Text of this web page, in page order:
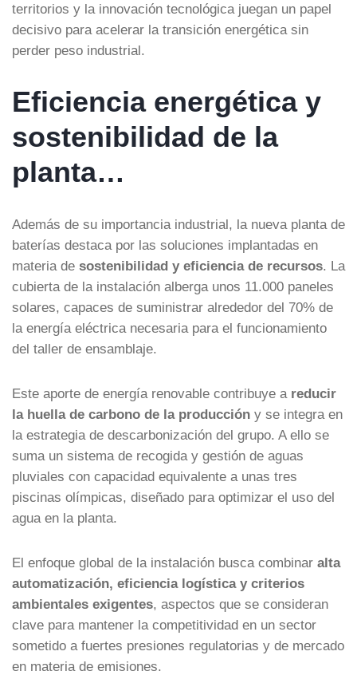
territorios y la innovación tecnológica juegan un papel
decisivo para acelerar la transición energética sin
perder peso industrial.
Eficiencia energética y
sostenibilidad de la
planta…
Además de su importancia industrial, la nueva planta de
baterías destaca por las soluciones implantadas en
materia de sostenibilidad y eficiencia de recursos. La
cubierta de la instalación alberga unos 11.000 paneles
solares, capaces de suministrar alrededor del 70% de
la energía eléctrica necesaria para el funcionamiento
del taller de ensamblaje.
Este aporte de energía renovable contribuye a reducir
la huella de carbono de la producción y se integra en
la estrategia de descarbonización del grupo. A ello se
suma un sistema de recogida y gestión de aguas
pluviales con capacidad equivalente a unas tres
piscinas olímpicas, diseñado para optimizar el uso del
agua en la planta.
El enfoque global de la instalación busca combinar alta
automatización, eficiencia logística y criterios
ambientales exigentes, aspectos que se consideran
clave para mantener la competitividad en un sector
sometido a fuertes presiones regulatorias y de mercado
en materia de emisiones.